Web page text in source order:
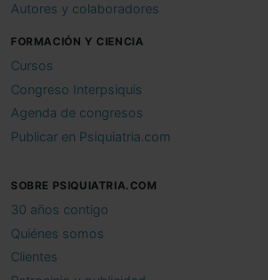
Autores y colaboradores
FORMACIÓN Y CIENCIA
Cursos
Congreso Interpsiquis
Agenda de congresos
Publicar en Psiquiatria.com
SOBRE PSIQUIATRIA.COM
30 años contigo
Quiénes somos
Clientes